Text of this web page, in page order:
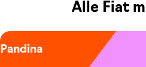
Alle Fiat
Pandina